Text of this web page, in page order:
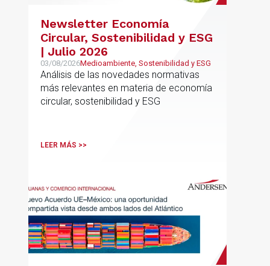
Newsletter Economía
Circular, Sostenibilidad y ESG
| Julio 2026
03/08/2026Medioambiente, Sostenibilidad y ESG
Análisis de las novedades normativas
más relevantes en materia de economía
circular, sostenibilidad y ESG
LEER MÁS >>